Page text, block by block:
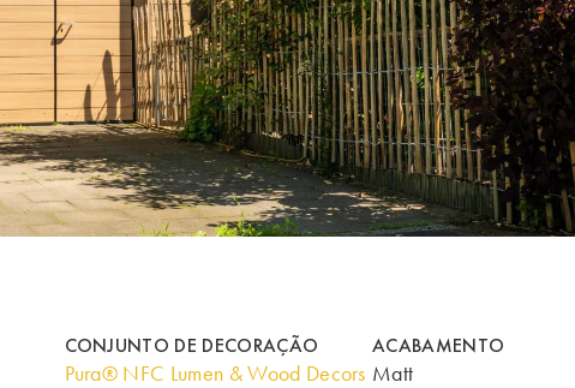
CONJUNTO DE DECORAÇÃO
Pura® NFC Lumen & Wood Decors
ACABAMENTO
Matt